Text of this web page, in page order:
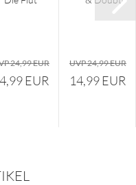
24,99 EUR
EUR
UVP 24,99 EUR
14,99 EUR